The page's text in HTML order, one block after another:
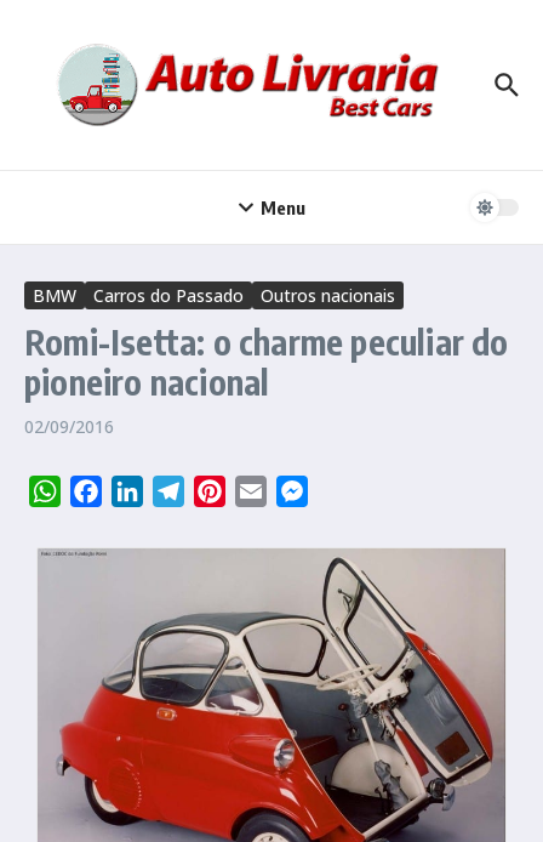
Menu
BMW Carros do Passado Outros nacionais
Romi-Isetta: o charme peculiar do
pioneiro nacional
02/09/2016
WhatsAppFacebookLinkedInTelegramPinterest
Email